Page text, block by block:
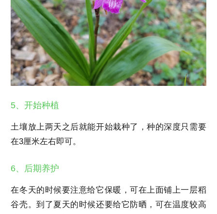
5、开始种植
土壤放上两天之后就能开始栽种了，种的深度只需要
在3厘米左右即可。
6、后期养护
在冬天的时候要注意给它保暖，可在上面铺上一层稻
谷壳。到了夏天的时候还要给它防晒，可在温度较高